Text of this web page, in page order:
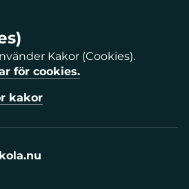
Kakor (Cookies).
för cookies.
kakor